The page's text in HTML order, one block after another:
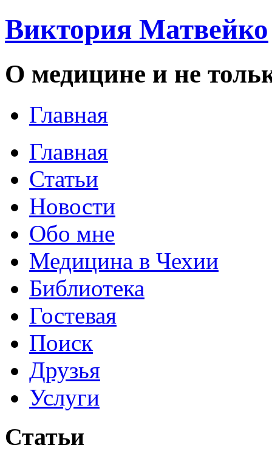
Виктория Матвейко
О медицине и не
Главная
Главная
Статьи
Новости
Обо мне
Медицина в Чехии
Библиотека
Гостевая
Поиск
Друзья
Услуги
Статьи